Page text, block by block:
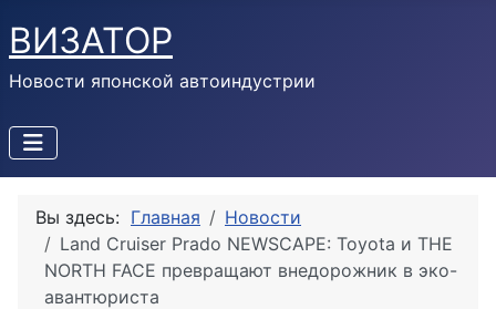
ВИЗАТОР
Новости японской автоиндустрии
Вы здесь: Главная
Новости
Land Cruiser Prado NEWSCAPE: Toyota и THE
NORTH FACE превращают внедорожник в эко-
авантюриста